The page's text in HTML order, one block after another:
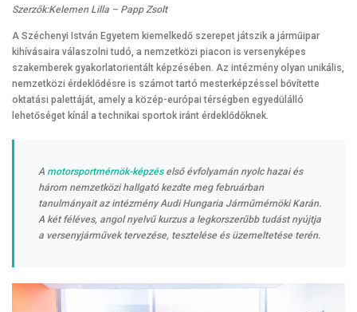
Szerzők:Kelemen Lilla – Papp Zsolt
A Széchenyi István Egyetem kiemelkedő szerepet játszik a járműipar
kihívásaira válaszolni tudó, a nemzetközi piacon is versenyképes
szakemberek gyakorlatorientált képzésében. Az intézmény olyan unikális,
nemzetközi érdeklődésre is számot tartó mesterképzéssel bővítette
oktatási palettáját, amely a közép-európai térségben egyedülálló
lehetőséget kínál a technikai sportok iránt érdeklődőknek.
A motorsportmérnök-képzéselső évfolyamán nyolc hazai és
három nemzetközi hallgató kezdte meg februárban
tanulmányait az intézmény Audi Hungaria Járműmérnöki Karán.
A két féléves, angol nyelvű kurzus a legkorszerűbb tudást nyújtja
a versenyjárművek tervezése, tesztelése és üzemeltetése terén.